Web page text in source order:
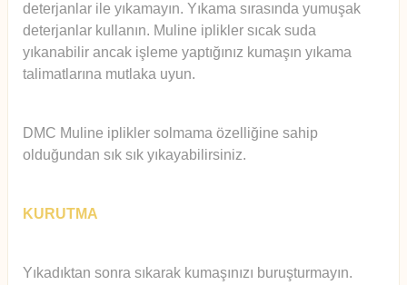
deterjanlar ile yıkamayın. Yıkama sırasında yumuşak
deterjanlar kullanın. Muline iplikler sıcak suda
yıkanabilir ancak işleme yaptığınız kumaşın yıkama
talimatlarına mutlaka uyun.
DMC Muline iplikler solmama özelliğine sahip
olduğundan sık sık yıkayabilirsiniz.
KURUTMA
Yıkadıktan sonra sıkarak kumaşınızı buruşturmayın.